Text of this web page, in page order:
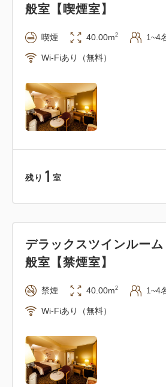
般室【喫煙室】
喫煙 40.00m2 1~4
Wi-Fiあり（無料）
残り 1 室
デラックスツインルー
般室【禁煙室】
禁煙 40.00m2 1~4
Wi-Fiあり（無料）